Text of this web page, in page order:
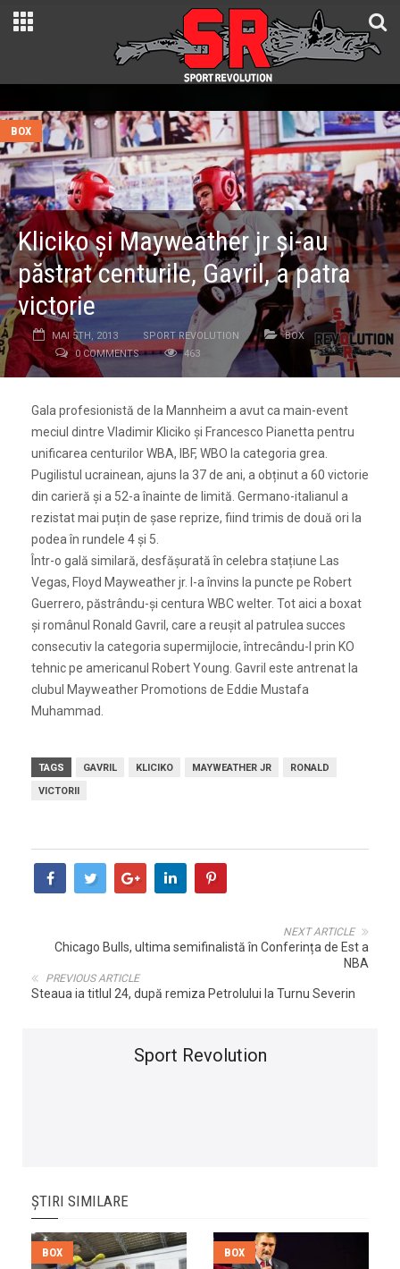
BOX
Kliciko și Mayweather jr și-au
păstrat centurile, Gavril, a patra
victorie
MAI 5TH, 2013 SPORT REVOLUTION
BOX
0 COMMENTS
463
Gala profesionistă de la Mannheim a avut ca main-event
meciul dintre Vladimir Kliciko și Francesco Pianetta pentru
unificarea centurilor WBA, IBF, WBO la categoria grea.
Pugilistul ucrainean, ajuns la 37 de ani, a obținut a 60 victorie
din carieră și a 52-a înainte de limită. Germano-italianul a
rezistat mai puțin de șase reprize, fiind trimis de două ori la
podea în rundele 4 și 5.
Într-o gală similară, desfășurată în celebra stațiune Las
Vegas, Floyd Mayweather jr. l-a învins la puncte pe Robert
Guerrero, păstrându-și centura WBC welter. Tot aici a boxat
și românul Ronald Gavril, care a reușit al patrulea succes
consecutiv la categoria supermijlocie, întrecându-l prin KO
tehnic pe americanul Robert Young. Gavril este antrenat la
clubul Mayweather Promotions de Eddie Mustafa
Muhammad.
TAGS GAVRIL KLICIKO MAYWEATHER JR
RONALD
VICTORII
NEXT ARTICLE
Chicago Bulls, ultima semifinalistă în Conferința de Est a
NBA
PREVIOUS ARTICLE
Steaua ia titlul 24, după remiza Petrolului la Turnu Severin
Sport Revolution
ȘTIRI SIMILARE
BOX BOX